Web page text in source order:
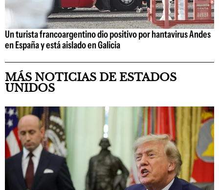
Un turista francoargentino dio positivo por hantavirus Andes
en España y está aislado en Galicia
MÁS NOTICIAS DE ESTADOS
UNIDOS